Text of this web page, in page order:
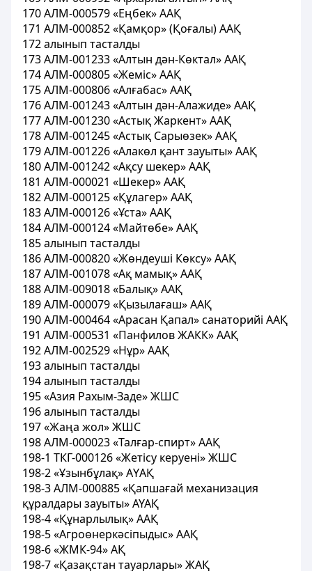
170 АЛМ-000579 «Еңбек» ААҚ
171 АЛМ-000852 «Қамқор» (Қоғалы) ААҚ
172 алынып тасталды
173 АЛМ-001233 «Алтын дән-Көктал» ААҚ
174 АЛМ-000805 «Жеміс» ААҚ
175 АЛМ-000806 «Алғабас» ААҚ
176 АЛМ-001243 «Алтын дән-Алажиде» ААҚ
177 АЛМ-001230 «Астық Жаркент» ААҚ
178 АЛМ-001245 «Астық Сарыөзек» ААҚ
179 АЛМ-001226 «Алакөл қант зауыты» ААҚ
180 АЛМ-001242 «Ақсу шекер» ААҚ
181 АЛМ-000021 «Шекер» ААҚ
182 АЛМ-000125 «Құлагер» ААҚ
183 АЛМ-000126 «Ұста» ААҚ
184 АЛМ-000124 «Майтөбе» ААҚ
185 алынып тасталды
186 АЛМ-000820 «Жөндеуші Көксу» ААҚ
187 АЛМ-001078 «Ақ мамық» ААҚ
188 АЛМ-009018 «Балық» ААҚ
189 АЛМ-000079 «Қызылағаш» ААҚ
190 АЛМ-000464 «Арасан Қапал» санаторийі ААҚ
191 АЛМ-000531 «Панфилов ЖАКК» ААҚ
192 АЛМ-002529 «Нұр» ААҚ
193 алынып тасталды
194 алынып тасталды
195 «Азия Рахым-Заде» ЖШС
196 алынып тасталды
197 «Жаңа жол» ЖШС
198 АЛМ-000023 «Талғар-спирт» ААҚ
198-1 ТКГ-000126 «Жетісу керуені» ЖШС
198-2 «Ұзынбұлақ» АYАҚ
198-3 АЛМ-000885 «Қапшағай механизация
құралдары зауыты» АҮАҚ
198-4 «Құнарлылық» ААҚ
198-5 «Агроөнеркәсiпыдыс» ААҚ
198-6 «ЖМК-94» АҚ
198-7 «Қазақстан тауарлары» ЖАҚ